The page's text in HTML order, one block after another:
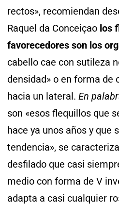
rectos», recomiendan
Raquel da Conceiçao los
favorecedores son los
cabello cae con sutileza
densidad» o en forma de
hacia un lateral. En
son «esos flequillos que
hace ya unos años y que
tendencia», se
desfilado que casi
medio con forma de V
adapta a casi cualquier